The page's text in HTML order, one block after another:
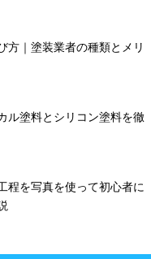
方｜塗装業者の種類とメリ
ル塗料とシリコン塗料を徹
程を写真を使って初心者に